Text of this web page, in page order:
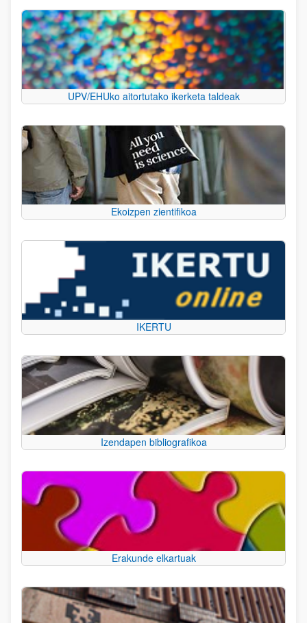
UPV/EHUko aitortutako ikerketa taldeak
Ekoizpen zientifikoa
IKERTU
Izendapen bibliografikoa
Erakunde elkartuak